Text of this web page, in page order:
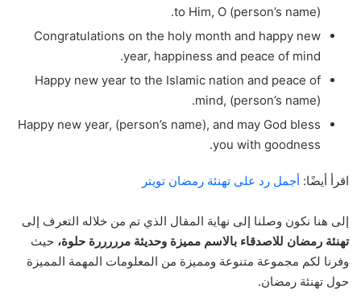
to Him, O (person’s name).
Congratulations on the holy month and happy new
year, happiness and peace of mind.
Happy new year to the Islamic nation and peace of
mind, (person’s name).
Happy new year, (person’s name), and may God bless
you with goodness.
اقرأ أيضًا: أجمل رد على تهنئة رمضان تويتر
إلى هنا نكون وصلنا إلى نهاية المقال الذي تم من خلاله التعرف إلى
تهنئة رمضان للاصدقاء بالاسم مميزة وحديثة مرررررة حلوة، حيث
وفرنا لكم مجموعة متنوعة ومميزة من المعلومات المهمة المميزة
حول تهنئة رمضان.